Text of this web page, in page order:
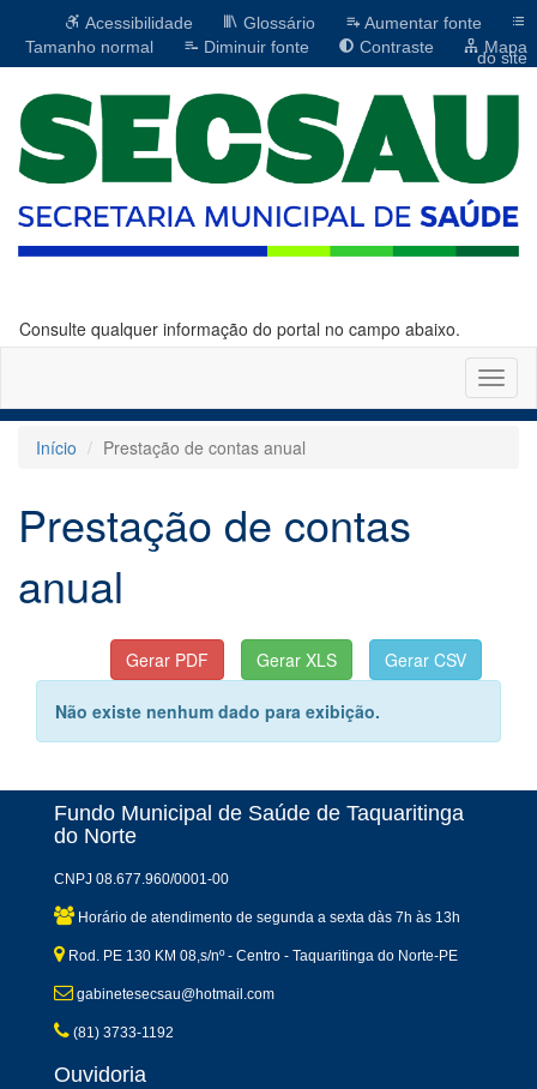
Acessibilidade Glossário
Aumentar fonte
Tamanho normal
Diminuir fonte Contraste Mapa
do site
Consulte qualquer informação do portal no campo abaixo.
Início
Prestação de contas anual
Prestação de contas
anual
Não existe nenhum dado para exibição.
Fundo Municipal de Saúde de Taquaritinga
do Norte
CNPJ 08.677.960/0001-00
Horário de atendimento de segunda a sexta dàs 7h às 13h
Rod. PE 130 KM 08,s/nº - Centro - Taquaritinga do Norte-PE
gabinetesecsau@hotmail.com
(81) 3733-1192
Ouvidoria